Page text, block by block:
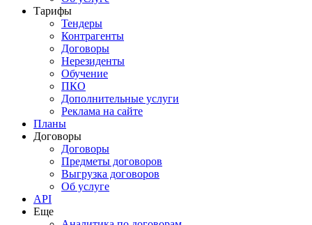
Тарифы
Тендеры
Контрагенты
Договоры
Нерезиденты
Обучение
ПКО
Дополнительные услуги
Реклама на сайте
Планы
Договоры
Договоры
Предметы договоров
Выгрузка договоров
Об услуге
API
Еще